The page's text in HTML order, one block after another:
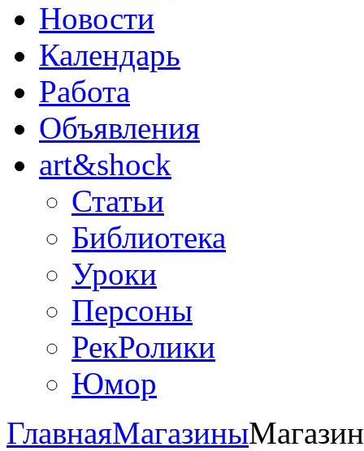
Новости
Календарь
Работа
Объявления
art&shock
Статьи
Библиотека
Уроки
Персоны
РекРолики
Юмор
ГлавнаяМагазины